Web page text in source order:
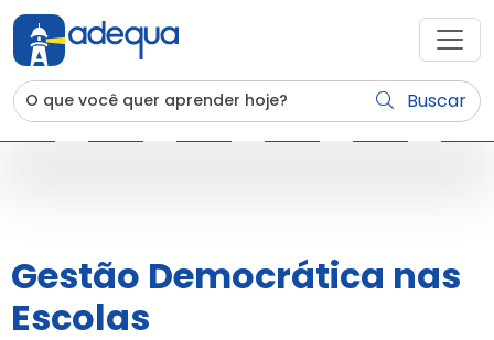
Buscar
Gestão Democrática nas
Escolas